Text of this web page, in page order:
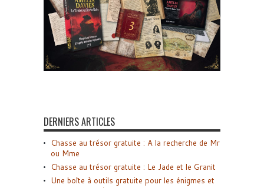
DERNIERS ARTICLES
Chasse au trésor gratuite : A la recherche de Mr
ou Mme
Chasse au trésor gratuite : Le Jade et le Granit
Une boîte à outils gratuite pour les énigmes et